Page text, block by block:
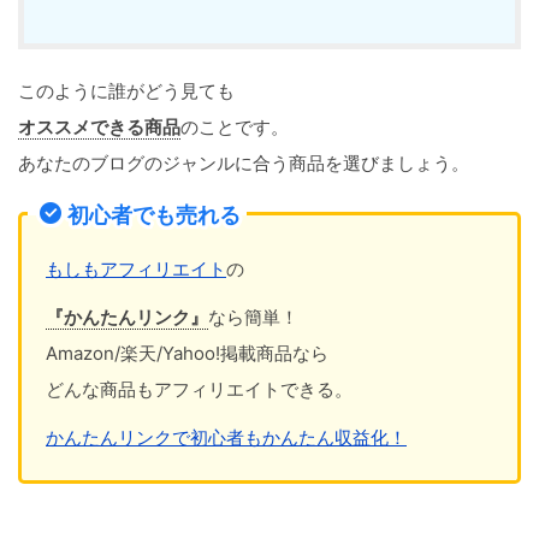
このように誰がどう見ても
オススメできる商品のことです。
あなたのブログのジャンルに合う商品を選びましょう。
初心者でも売れる
もしもアフィリエイトの
『かんたんリンク』 なら簡単！
Amazon/楽天/Yahoo!掲載商品なら
どんな商品もアフィリエイトできる。
かんたんリンクで初心者もかんたん収益化！